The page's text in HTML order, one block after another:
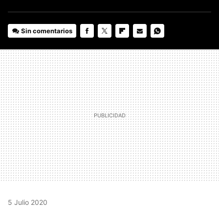
Sin comentarios
MAIL
5 Julio 2020